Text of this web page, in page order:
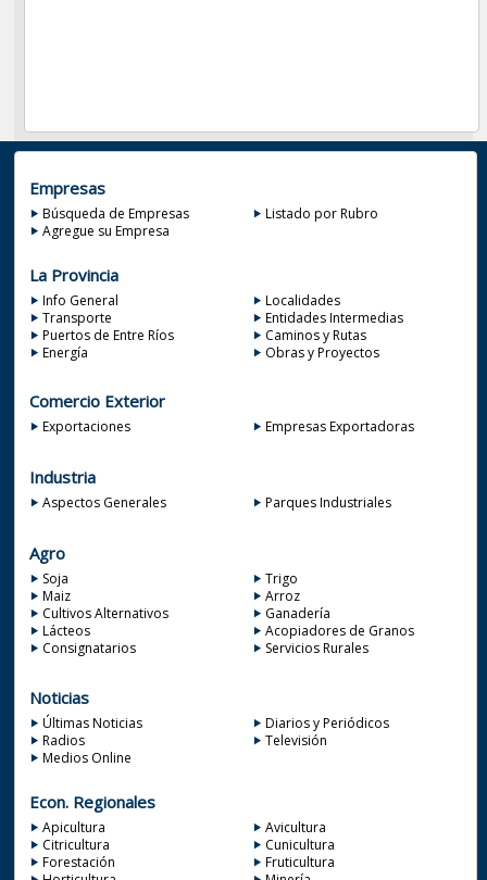
Empresas
Búsqueda de Empresas
Listado por Rubro
Agregue su Empresa
La Provincia
Info General
Localidades
Transporte
Entidades Intermedias
Puertos de Entre Ríos
Caminos y Rutas
Energía
Obras y Proyectos
Comercio Exterior
Exportaciones Empresas Exportadoras
Industria
Aspectos Generales Parques Industriales
Agro
Soja
Trigo
Maiz
Arroz
Cultivos Alternativos
Ganadería
Lácteos
Acopiadores de Granos
Consignatarios
Servicios Rurales
Noticias
Últimas Noticias
Diarios y Periódicos
Radios
Televisión
Medios Online
Econ. Regionales
Apicultura
Avicultura
Citricultura
Cunicultura
Forestación
Fruticultura